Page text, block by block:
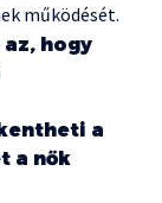
működését.
hogy
a
a nők